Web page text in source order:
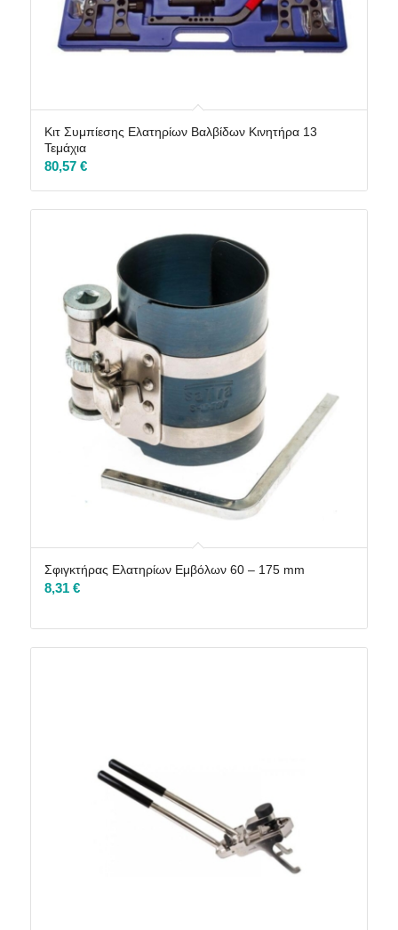
Κιτ Συμπίεσης Ελατηρίων Βαλβίδων Κινητήρα 13
Τεμάχια
80,57 €
Σφιγκτήρας Ελατηρίων Εμβόλων 60 – 175 mm
8,31 €